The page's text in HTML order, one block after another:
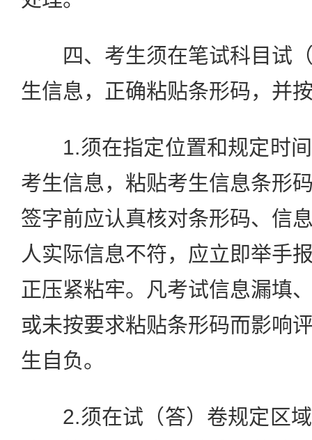
四、考生须在笔试科目试（
生信息，正确粘贴条形码，并
1.须在指定位置和规定时间
考生信息，粘贴考生信息条形
签字前应认真核对条形码、信
人实际信息不符，应立即举手
正压紧粘牢。凡考试信息漏填
或未按要求粘贴条形码而影响
生自负。
2.须在试（答）卷规定区域